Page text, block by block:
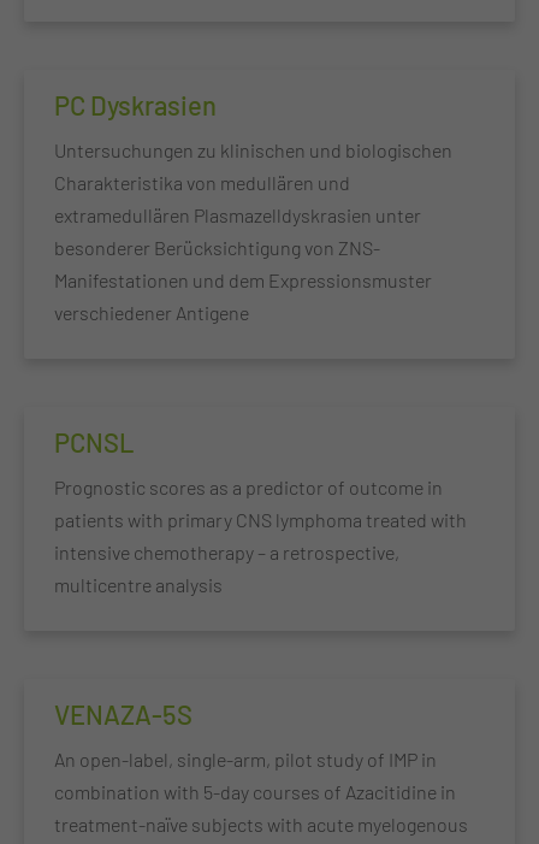
PC Dyskrasien
Untersuchungen zu klinischen und biologischen
Charakteristika von medullären und
extramedullären Plasmazelldyskrasien unter
besonderer Berücksichtigung von ZNS-
Manifestationen und dem Expressionsmuster
verschiedener Antigene
PCNSL
Prognostic scores as a predictor of outcome in
patients with primary CNS lymphoma treated with
intensive chemotherapy – a retrospective,
multicentre analysis
VENAZA-5S
An open-label, single-arm, pilot study of IMP in
combination with 5-day courses of Azacitidine in
treatment-naïve subjects with acute myelogenous